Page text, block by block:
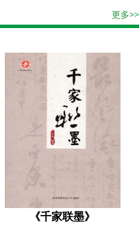
更多>>
《千家联墨》